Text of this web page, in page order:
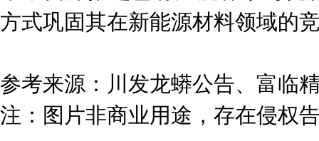
方式巩固其在新能源材料领域的
参考来源：川发龙蟒公告、富临
注：图片非商业用途，存在侵权